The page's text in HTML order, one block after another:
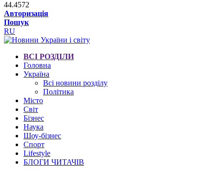
44.4572
Авторизація
Пошук
RU
ВСІ РОЗДІЛИ
Головна
Україна
Всі новини розділу
Політика
Місто
Світ
Бізнес
Наука
Шоу-бізнес
Спорт
Lifestyle
БЛОГИ ЧИТАЧІВ